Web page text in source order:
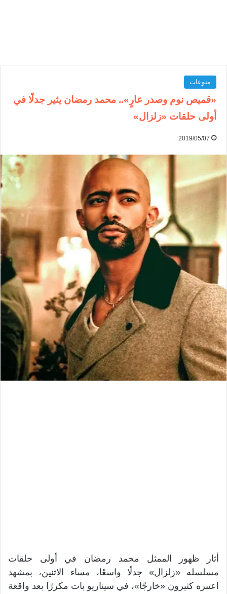
منوعات
«قميص نوم وصدر عارٍ».. محمد رمضان يثير جدلًا في
أولى حلقات «زلزال»
2019/05/07
أثار ظهور الممثل محمد رمضان في أولى حلقات
مسلسله «زلزال» جدلًا واسعًا، مساء الاثنين، بمشهد
اعتبره كثيرون «خارجًا»، في سيناريو بات مكررًا بعد واقعة